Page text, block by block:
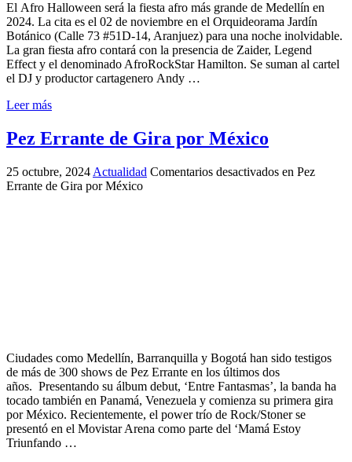
El Afro Halloween será la fiesta afro más grande de Medellín en
2024. La cita es el 02 de noviembre en el Orquideorama Jardín
Botánico (Calle 73 #51D-14, Aranjuez) para una noche inolvidable.
La gran fiesta afro contará con la presencia de Zaider, Legend
Effect y el denominado AfroRockStar Hamilton. Se suman al cartel
el DJ y productor cartagenero Andy …
Leer más
Pez Errante de Gira por México
25 octubre, 2024 Actualidad Comentarios desactivados en Pez
Errante de Gira por México
Ciudades como Medellín, Barranquilla y Bogotá han sido testigos
de más de 300 shows de Pez Errante en los últimos dos
años. Presentando su álbum debut, ‘Entre Fantasmas’, la banda ha
tocado también en Panamá, Venezuela y comienza su primera gira
por México. Recientemente, el power trío de Rock/Stoner se
presentó en el Movistar Arena como parte del ‘Mamá Estoy
Triunfando …